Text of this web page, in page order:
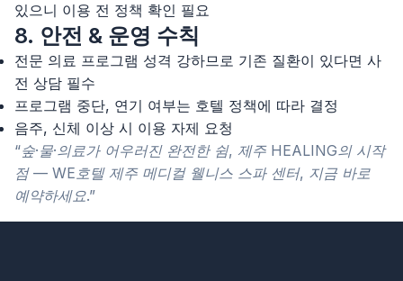
있으니 이용 전 정책 확인 필요
8. 안전 & 운영 수칙
전문 의료 프로그램 성격 강하므로 기존 질환이 있다면 사
전 상담 필수
프로그램 중단, 연기 여부는 호텔 정책에 따라 결정
음주, 신체 이상 시 이용 자제 요청
“숲·물·의료가 어우러진 완전한 쉼, 제주 HEALING의 시작
점 — WE호텔 제주 메디컬 웰니스 스파 센터, 지금 바로
예약하세요.”